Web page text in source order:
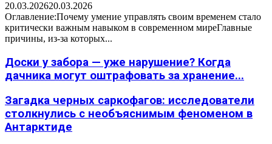
20.03.202620.03.2026
Оглавление:Почему умение управлять своим временем стало
критически важным навыком в современном миреГлавные
причины, из-за которых...
Доски у забора — уже нарушение? Когда
дачника могут оштрафовать за хранение...
Загадка черных саркофагов: исследователи
столкнулись с необъяснимым феноменом в
Антарктиде